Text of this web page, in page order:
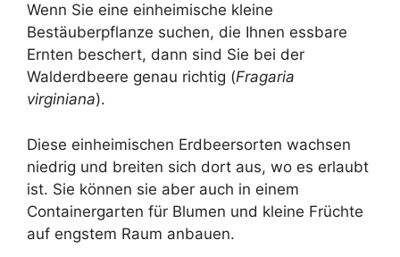
Wenn Sie eine einheimische kleine
Bestäuberpflanze suchen, die Ihnen essbare
Ernten beschert, dann sind Sie bei der
Walderdbeere genau richtig (Fragaria
virginiana).
Diese einheimischen Erdbeersorten wachsen
niedrig und breiten sich dort aus, wo es erlaubt
ist. Sie können sie aber auch in einem
Containergarten für Blumen und kleine Früchte
auf engstem Raum anbauen.